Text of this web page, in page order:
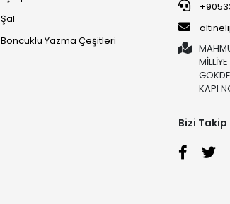
Şal
Boncuklu Yazma Çeşitleri
KAPI
Bizi Takip